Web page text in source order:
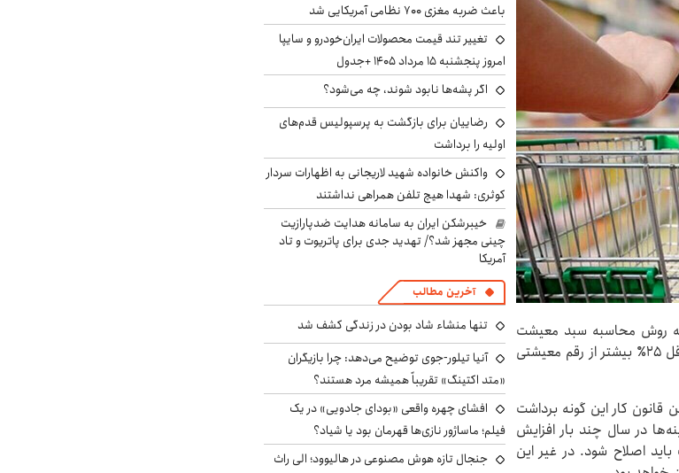
روش محاسبه سبد معیشت
اشتباه است گفت: اگر روش محاسبه سبد معیشت اصلاح شود، این سبد حداقل ۲۵٪ بیشتر از رقم معیشتی
قانون کار این گونه برداشت
در سال چند بار افزایش
اصلاح شود. در غیر این
باعث ضربه مغزی ۷۰۰ نظامی آمریکایی شد
تغییر تند قیمت محصولات ایران‌خودرو و سایپا
امروز پنجشنبه ۱۵ مرداد ۱۴۰۵ +جدول
اگر پشه‌ها نابود شوند، چه می‌شود؟
رضاییان برای بازگشت به پرسپولیس قدم‌های
اولیه را برداشت
واکنش خانواده شهید لاریجانی به اظهارات سردار
کوثری: شهدا هیچ تلفن همراهی نداشتند
خیبرشکن ایران به سامانه هدایت ضدپارازیت
چینی مجهز شد؟/ تهدید جدی برای پاتریوت و تاد
آمریکا
آخرین مطالب
تنها منشاء شاد بودن در زندگی کشف شد
آنیا تیلور-جوی توضیح می‌دهد: چرا بازیگران
«متد اکتینگ» تقریباً همیشه مرد هستند؟
افشای چهره واقعی «بودای جادویی» در یک
فیلم؛ ماساژور نازی‌ها قهرمان بود یا شیاد؟
جنجال تازه هوش مصنوعی در هالیوود؛ الی راث